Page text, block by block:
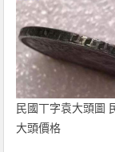
民國丅字袁大頭圖
大頭價格